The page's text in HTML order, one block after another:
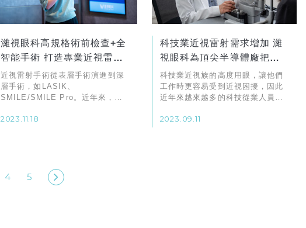
濰視眼科高規格術前檢查+全
智能手術 打造專業近視雷射
平台
近視雷射手術從表層手術演進到深
層手術，如LASIK、
SMILE/SMILE Pro。近年來，
代表了一大進步。
2023.11.18
科技業近視雷射需求增加 濰
視眼科為頂尖半導體廠把關
好視！
科技業近視族的高度用眼，讓他們
工作時更容易受到近視困擾，因此
近年來越來越多的科技從業人員藉
光。像是竹科一間知名半導體的設
2023.09.11
4 5